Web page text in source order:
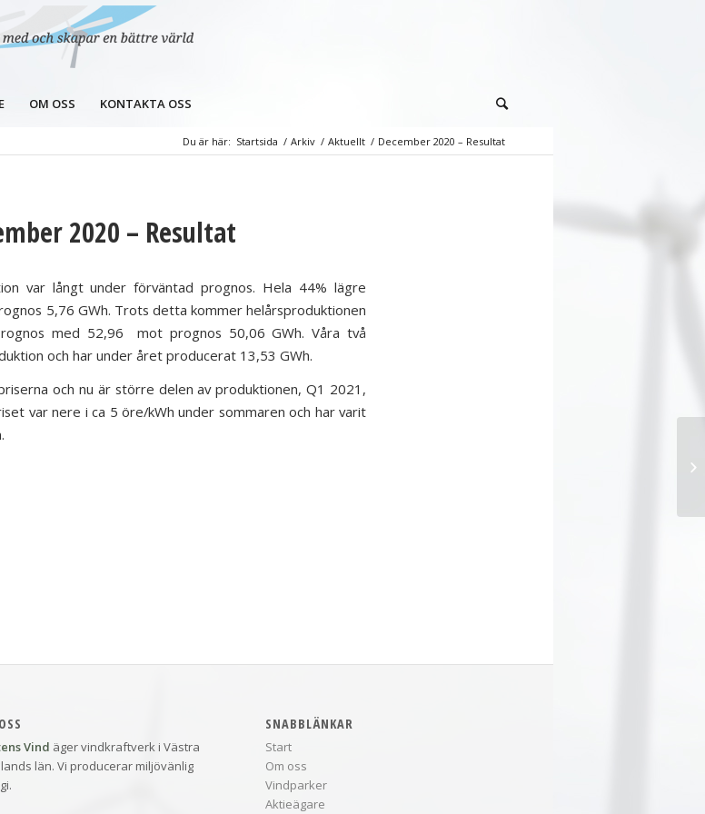
OM OSS KONTAKTA OSS
Du är här: Startsida / Arkiv / Aktuellt / December 2020 – Resultat
2020 – Resultat
var långt under förväntad prognos. Hela 44% lägre
5,76 GWh. Trots detta kommer helårsproduktionen
med 52,96 mot prognos 50,06 GWh. Våra två
och har under året producerat 13,53 GWh.
och nu är större delen av produktionen, Q1 2021,
var nere i ca 5 öre/kWh under sommaren och har varit
Vind äger vindkraftverk i Västra
län. Vi producerar miljövänlig
SNABBLÄNKAR
Start
Om oss
Vindparker
Aktieägare